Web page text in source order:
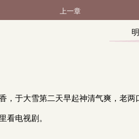
上一章
于大雪第二天早起神清气爽，老两
看电视剧。